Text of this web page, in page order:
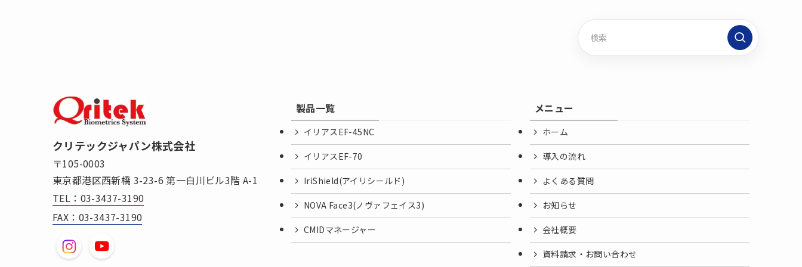
クリテックジャパン株式会社
〒105-0003
東京都港区西新橋 3-23-6 第一白川ビル3階 A-1
TEL：03-3437-3190
FAX：03-3437-3190
製品一覧
イリアスEF-45NC
イリアスEF-70
IriShield(アイリシールド)
NOVA Face3(ノヴァフェイス3)
CMIDマネージャー
メニュー
ホーム
導入の流れ
よくある質問
お知らせ
会社概要
資料請求・お問い合わせ